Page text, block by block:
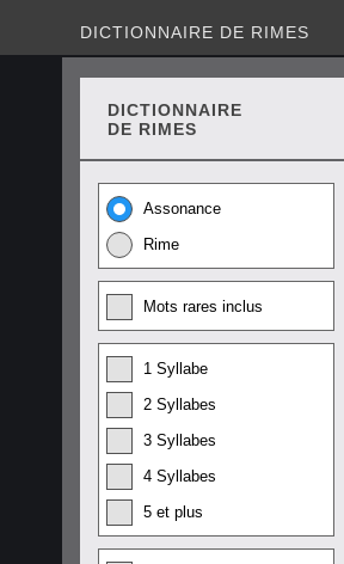
DICTIONNAIRE DE RIMES
DICTIONNAIRE
DE RIMES
Assonance
Rime
Mots rares inclus
1 Syllabe
2 Syllabes
3 Syllabes
4 Syllabes
5 et plus